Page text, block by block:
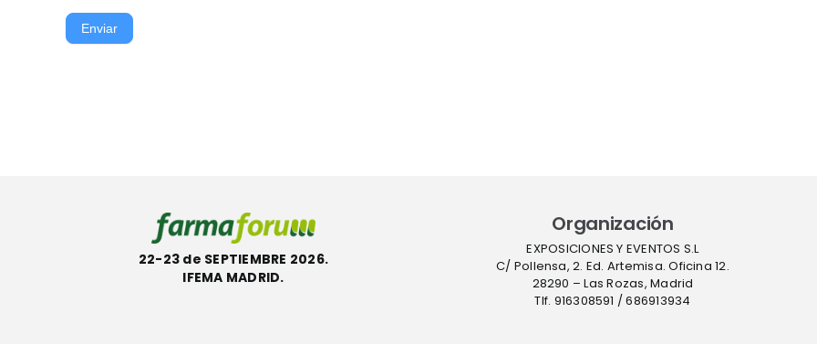
Enviar
22-23 de SEPTIEMBRE 2026.
IFEMA MADRID.
Organización
EXPOSICIONES Y EVENTOS S.L
C/ Pollensa, 2. Ed. Artemisa. Oficina 12.
28290 – Las Rozas, Madrid
Tlf. 916308591 / 686913934